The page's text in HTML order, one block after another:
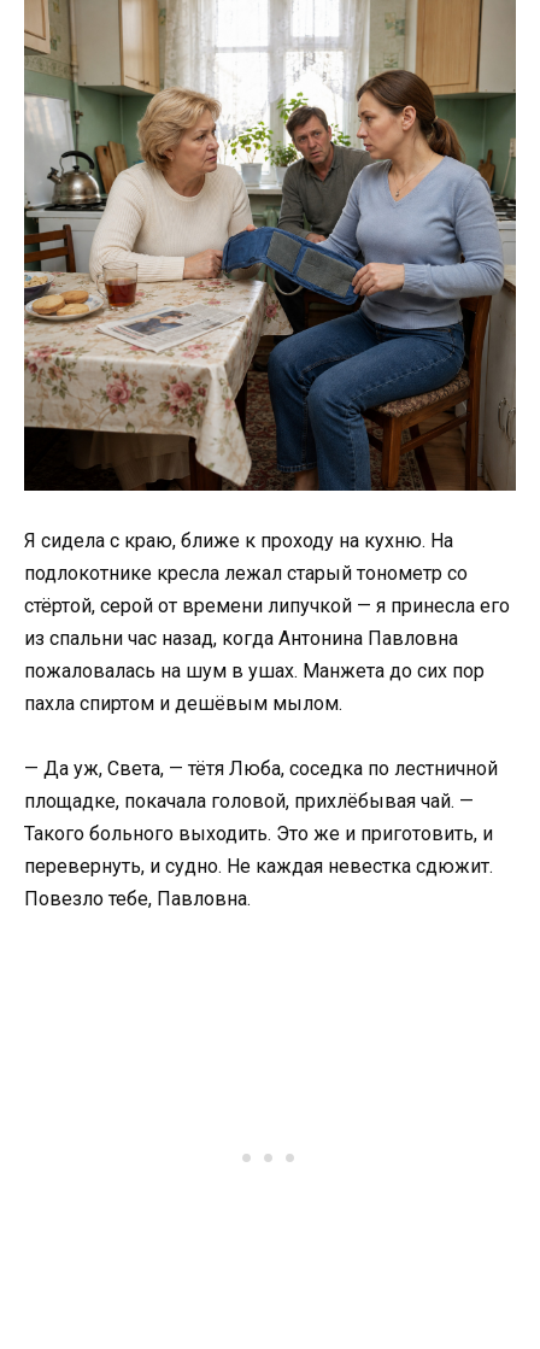
Я сидела с краю, ближе к проходу на кухню. На
подлокотнике кресла лежал старый тонометр со
стёртой, серой от времени липучкой — я принесла его
из спальни час назад, когда Антонина Павловна
пожаловалась на шум в ушах. Манжета до сих пор
пахла спиртом и дешёвым мылом.
— Да уж, Света, — тётя Люба, соседка по лестничной
площадке, покачала головой, прихлёбывая чай. —
Такого больного выходить. Это же и приготовить, и
перевернуть, и судно. Не каждая невестка сдюжит.
Повезло тебе, Павловна.